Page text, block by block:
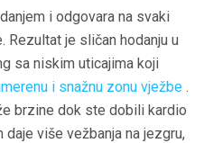
i odgovara na svaki
je sličan hodanju u
sa niskim uticajima koji
i snažnu zonu vježbe .
brzine dok ste dobili kardio
više vežbanja na jezgru,